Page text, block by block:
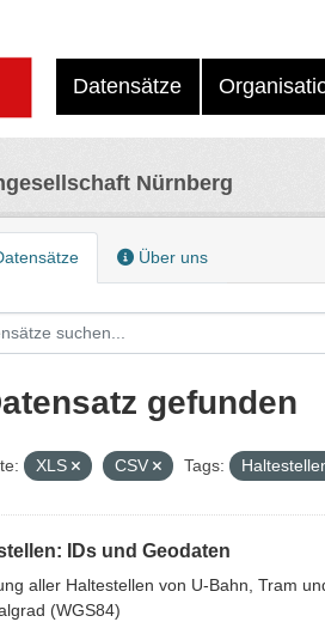
Datensätze
Nürnberg
Über uns
gefunden
XLS CSV Tags:
IDs und Geodaten
aller Haltestellen von U-Bahn, Tram
(WGS84)